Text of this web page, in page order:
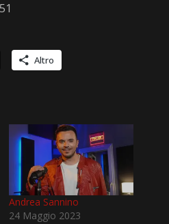
Altro
Andrea Sannino
24 Maggio 2023